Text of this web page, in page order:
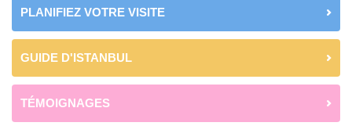
PLANIFIEZ VOTRE VISITE
GUIDE D'ISTANBUL
TÉMOIGNAGES